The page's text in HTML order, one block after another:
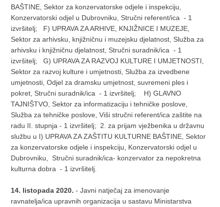
BAŠTINE, Sektor za konzervatorske odjele i inspekciju,
Konzervatorski odjel u Dubrovniku, Stručni referent/ica - 1
izvršitelj; F) UPRAVA ZA ARHIVE, KNJIŽNICE I MUZEJE,
Sektor za arhivsku, knjižničnu i muzejsku djelatnost, Služba za
arhivsku i knjižničnu djelatnost, Stručni suradnik/ica - 1
izvršitelj; G) UPRAVA ZA RAZVOJ KULTURE I UMJETNOSTI,
Sektor za razvoj kulture i umjetnosti, Služba za izvedbene
umjetnosti, Odjel za dramsku umjetnost, suvremeni ples i
pokret, Stručni suradnik/ica - 1 izvršitelj; H) GLAVNO
TAJNIŠTVO, Sektor za informatizaciju i tehničke poslove,
Služba za tehničke poslove, Viši stručni referent/ica zaštite na
radu II. stupnja - 1 izvršitelj; 2. za prijam vježbenika u državnu
službu u I) UPRAVA ZA ZAŠTITU KULTURNE BAŠTINE, Sektor
za konzervatorske odjele i inspekciju, Konzervatorski odjel u
Dubrovniku, Stručni suradnik/ica- konzervator za nepokretna
kulturna dobra - 1 izvršitelj.
14. listopada 2020.- Javni natječaj za imenovanje
ravnatelja/ica upravnih organizacija u sastavu Ministarstva